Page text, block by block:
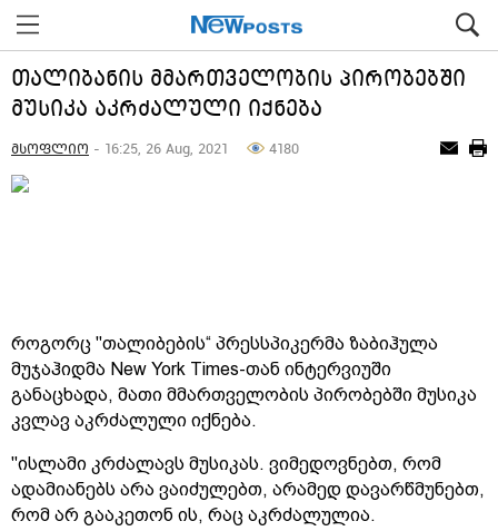
თალიბანის მმართველობის პირობებში
მუსიკა აკრძალული იქნება
მსოფლიო - 16:25, 26 Aug, 2021 4180
როგორც "თალიბების“ პრესსპიკერმა ზაბიჰულა
მუჯაჰიდმა New York Times-თან ინტერვიუში
განაცხადა, მათი მმართველობის პირობებში მუსიკა
კვლავ აკრძალული იქნება.
"ისლამი კრძალავს მუსიკას. ვიმედოვნებთ, რომ
ადამიანებს არა ვაიძულებთ, არამედ დავარწმუნებთ,
რომ არ გააკეთონ ის, რაც აკრძალულია.